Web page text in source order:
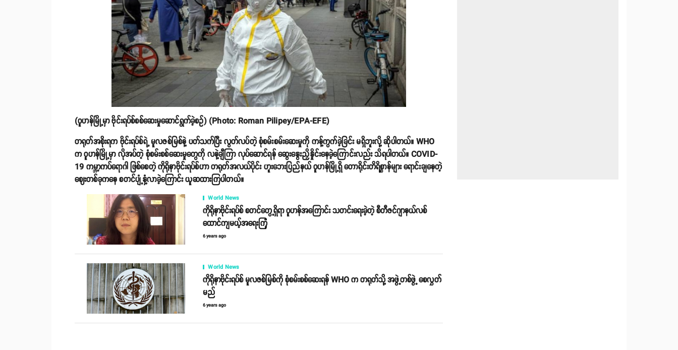
(ဝူဟန်မြို့မှာ ဗိုင်းရပ်စ်စစ်ဆေးမှုဆောင်ရွက်ခဲ့စဥ်) (Photo: Roman Pilipey/EPA-EFE)
တရုတ်အစိုးရက ဗိုင်းရပ်စ်ရဲ့ မူလဇစ်မြစ်နဲ့ ပတ်သက်ပြီး လွတ်လပ်တဲ့ စုံစမ်းစမ်းဆေးမှုကို ကန့်ကွက်ခဲ့ခြင်း မရှိဘူးလို့ ဆိုပါတယ်။ WHO
က ဝူဟန်မြို့မှာ လိုအပ်တဲ့ စုံစမ်းစစ်ဆေးမှုတွေကို လနဲ့ချီကြာ လုပ်ဆောင်ရန် ‌ဆွေးနွေးညှိနှိုင်းနေခဲ့ကြောင်းလည်း သိရပါတယ်။ COVID-
19 ကမ္ဘာ့ကပ်ရောဂါ ဖြစ်စေတဲ့ ကိုရိုနာဗိုင်းရပ်စ်ဟာ တရုတ်အလယ်ပိုင်း ဟူးဘေးပြည်နယ် ဝူဟန်မြို့ရှိ တောရိုင်းတိရိစ္ဆာန်များ ရောင်းချနေတဲ့
ဈေးတစ်ခုကနေ စတင်ပျံ့နှံ့လာခဲ့ကြောင်း ယူဆထားကြပါတယ်။
World News
ကိုရိုနာဗိုင်းရပ်စ် စတင်တွေ့ရှိရာ ဝူဟန်အကြောင်း သတင်းရေးခဲ့တဲ့ စီတီဇင်ဂျာနယ်လစ်
ထောင်ကျမယ့်အရေးကြုံ
6 years ago
World News
ကိုရိုနာဗိုင်းရပ်စ် မူလဇစ်မြစ်ကို စုံစမ်းစစ်ဆေးရန် WHO က တရုတ်သို့ အဖွဲ့တစ်ဖွဲ့ စေလွှတ်
မည်
6 years ago